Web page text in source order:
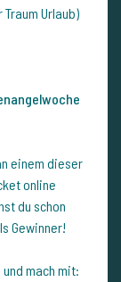
Urlaub)
einem dieser
online
du schon
Gewinner!
mach mit: